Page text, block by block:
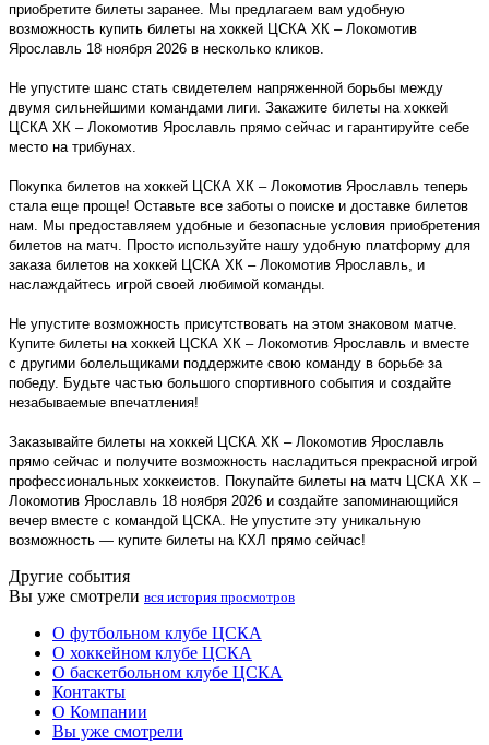
приобретите билеты заранее. Мы предлагаем вам удобную
возможность купить билеты на хоккей ЦСКА ХК – Локомотив
Ярославль 18 ноября 2026 в несколько кликов.
Не упустите шанс стать свидетелем напряженной борьбы между
двумя сильнейшими командами лиги. Закажите билеты на хоккей
ЦСКА ХК – Локомотив Ярославль прямо сейчас и гарантируйте себе
место на трибунах.
Покупка билетов на хоккей ЦСКА ХК – Локомотив Ярославль теперь
стала еще проще! Оставьте все заботы о поиске и доставке билетов
нам. Мы предоставляем удобные и безопасные условия приобретения
билетов на матч. Просто используйте нашу удобную платформу для
заказа билетов на хоккей ЦСКА ХК – Локомотив Ярославль, и
наслаждайтесь игрой своей любимой команды.
Не упустите возможность присутствовать на этом знаковом матче.
Купите билеты на хоккей ЦСКА ХК – Локомотив Ярославль и вместе
с другими болельщиками поддержите свою команду в борьбе за
победу. Будьте частью большого спортивного события и создайте
незабываемые впечатления!
Заказывайте билеты на хоккей ЦСКА ХК – Локомотив Ярославль
прямо сейчас и получите возможность насладиться прекрасной игрой
профессиональных хоккеистов. Покупайте билеты на матч ЦСКА ХК –
Локомотив Ярославль 18 ноября 2026 и создайте запоминающийся
вечер вместе с командой ЦСКА. Не упустите эту уникальную
возможность — купите билеты на КХЛ прямо сейчас!
Другие события
Вы уже смотрели вся история просмотров
О футбольном клубе ЦСКА
О хоккейном клубе ЦСКА
О баскетбольном клубе ЦСКА
Контакты
О Компании
Вы уже смотрели